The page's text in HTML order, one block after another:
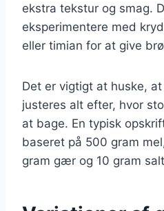
ekstra tekstur og smag.
eksperimentere med
eller timian for at give
Det er vigtigt at huske,
justeres alt efter, hvor
at bage. En typisk
baseret på 500 gram
gram gær og 10 gram